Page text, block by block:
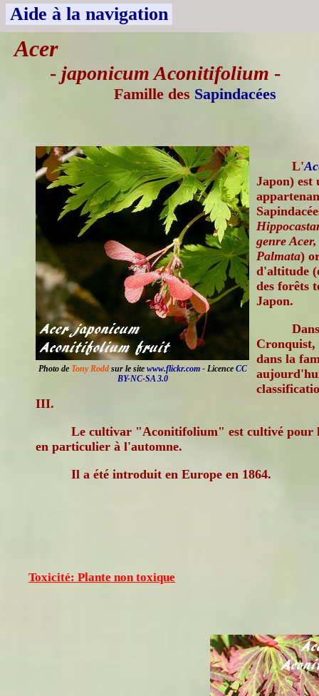
Aide à la navigation
Acer
- japonicum Aconitifolium -
Famille des Sapindacées
Photo de Tony Roddsur le site www.flickr.com- Licence CC
BY-NC-SA 3.0
L'
Japon) est
genre
Palmata)
d'altitude
des forêts
Japon.
Cronquist,
dans la
III.
Le cultivar "Aconitifolium" est cultivé pour
en particulier à l'automne.
Il a été introduit en Europe en 1864.
Toxicité: Plante non toxique